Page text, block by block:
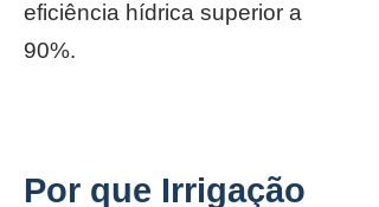
eficiência hídrica superior a
90%.
Por que Irrigação